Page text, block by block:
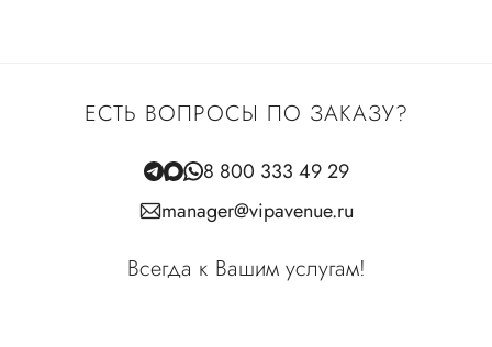
ЕСТЬ ВОПРОСЫ ПО ЗАКАЗУ?
8 800 333 49 29
manager@vipavenue.ru
Всегда к Вашим услугам!